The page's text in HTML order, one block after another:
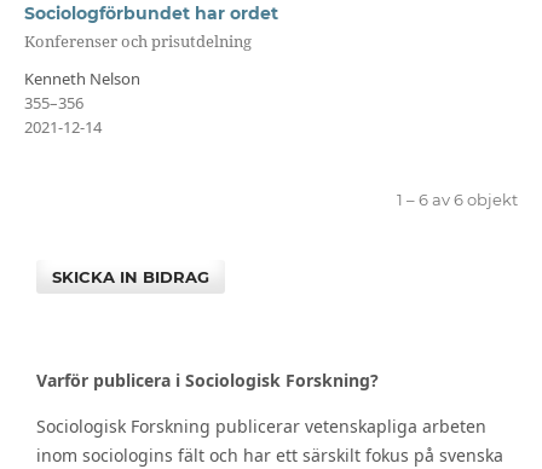
Sociologförbundet har ordet
Konferenser och prisutdelning
Kenneth Nelson
355–356
2021-12-14
1 – 6 av 6 objekt
SKICKA IN BIDRAG
Varför publicera i Sociologisk Forskning?
Sociologisk Forskning publicerar vetenskapliga arbeten
inom sociologins fält och har ett särskilt fokus på svenska